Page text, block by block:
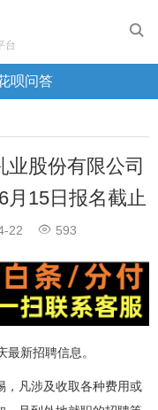

台
呗问答
业股份有限公司
月15日报名截止
22  593
最新招聘信息 。
，凡涉及收取各种费用或